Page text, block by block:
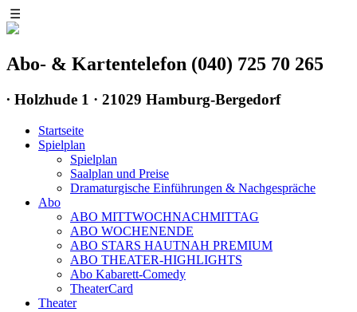
☰
Abo- & Kartentelefon (040) 725 70 265
∙ Holzhude 1 · 21029 Hamburg-Bergedorf
Startseite
Spielplan
Spielplan
Saalplan und Preise
Dramaturgische Einführungen & Nachgespräche
Abo
ABO MITTWOCHNACHMITTAG
ABO WOCHENENDE
ABO STARS HAUTNAH PREMIUM
ABO THEATER-HIGHLIGHTS
Abo Kabarett-Comedy
TheaterCard
Theater